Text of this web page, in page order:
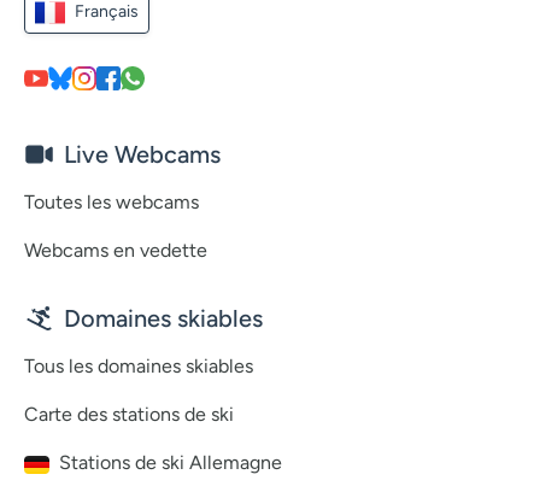
Français
Live Webcams
Toutes les webcams
Webcams en vedette
Domaines skiables
Tous les domaines skiables
Carte des stations de ski
Stations de ski Allemagne